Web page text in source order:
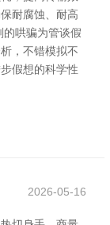
耐腐蚀、耐高
哄骗为管谈假
，不错模拟不
假想的科学性
2026-05-16